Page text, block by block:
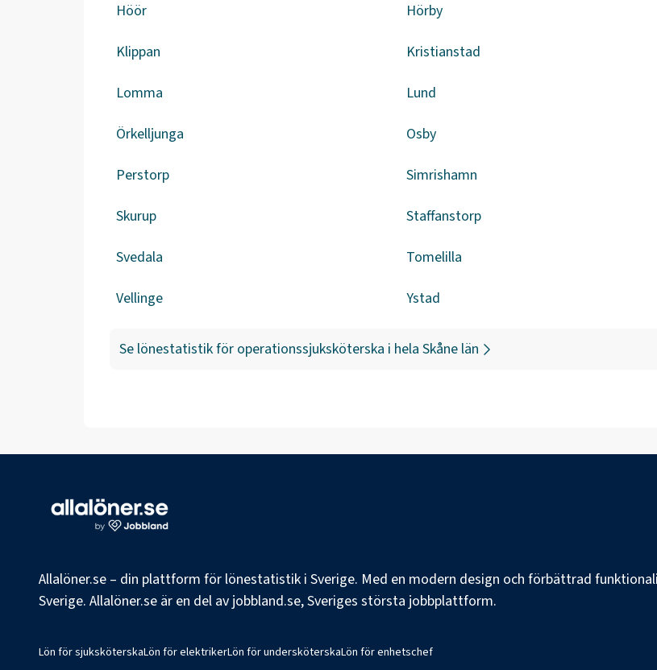
Höör Hörby
Klippan Kristianstad
Lomma Lund
Örkelljunga Osby
Perstorp Simrishamn
Skurup Staffanstorp
Svedala Tomelilla
Vellinge Ystad
Se lönestatistik för operationssjuksköterska i hela Skåne län
Allalöner.se – din plattform för lönestatistik i Sverige. Med en modern design och förbättrad
Sverige. Allalöner.se är en del av jobbland.se, Sveriges största jobbplattform.
Lön för sjuksköterskaLön för elektrikerLön för undersköterskaLön för enhetschef